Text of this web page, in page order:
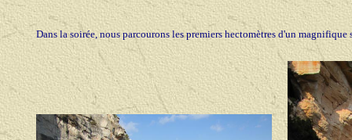
Dans la soirée, nous parcourons les premiers hectomètres d'un